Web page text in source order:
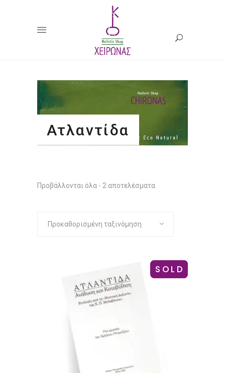
Ατλαντίδα
Προβάλλονται όλα - 2 αποτελέσματα
Προκαθορισμένη ταξινόμηση
-14%
SOLD